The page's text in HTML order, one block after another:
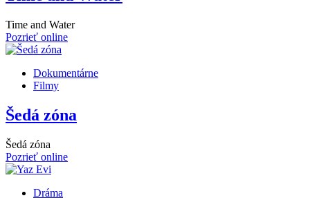
Time and Water
Pozrieť online
Dokumentárne
Filmy
Šedá zóna
Šedá zóna
Pozrieť online
Dráma